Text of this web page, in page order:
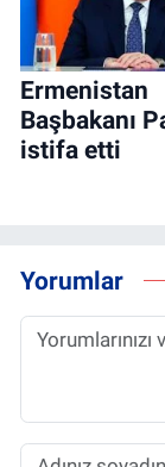
Ermenistan
Başbakanı
istifa etti
Yorumlar